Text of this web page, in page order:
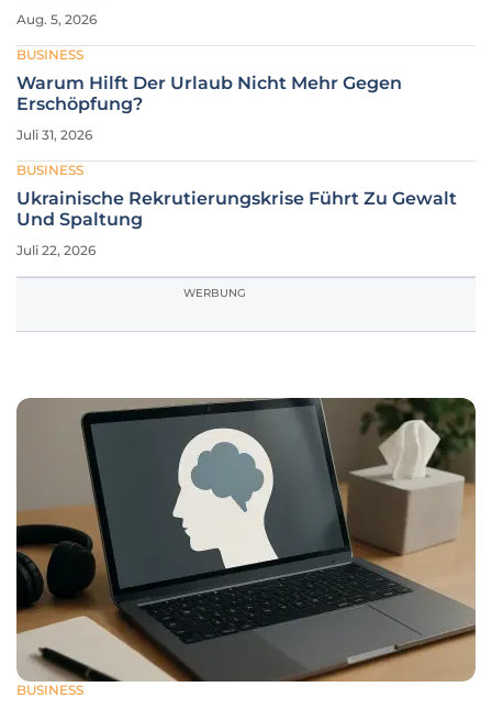
Aug. 5, 2026
BUSINESS
Warum Hilft Der Urlaub Nicht Mehr Gegen
Erschöpfung?
Juli 31, 2026
BUSINESS
Ukrainische Rekrutierungskrise Führt Zu Gewalt
Und Spaltung
Juli 22, 2026
WERBUNG
BUSINESS